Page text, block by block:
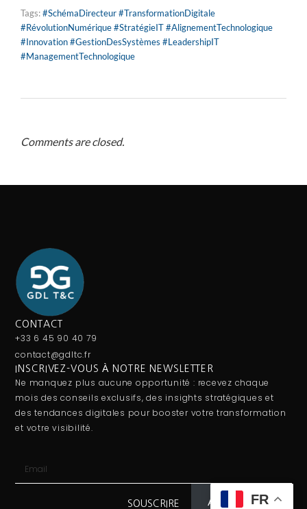
Tags:#SchémaDirecteur #TransformationDigitale
#RévolutionNumérique #StratégieIT #AlignementTechnologique
#Innovation #GestionDesSystèmes #LeadershipIT
#ManagementTechnologique
Comments are closed.
CONTACT
+33 6 45 90 40 79
contact@gdltc.fr
INSCRIVEZ-VOUS À NOTRE NEWSLETTER
Ne manquez plus aucune opportunité : recevez chaque
mois des conseils exclusifs, des insights stratégiques et
des tendances digitales pour booster votre transformation
et votre visibilité.
SOUSCRIRE FR
Abonnez-vous